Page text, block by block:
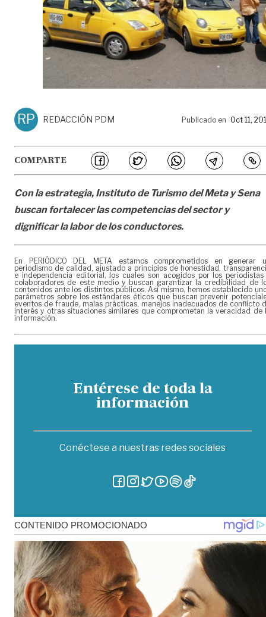
RP REDACCIÓN PDM Publicado en Oct 11,
COMPARTE
Con la estrategia, Instituto de Turismo del Meta y Sena
buscan fortalecer las competencias del sector y
dignificar la labor de los conductores.
En PERIÓDICO DEL META estamos comprometidos en generar
periodismo de calidad, ajustado a principios de honestidad,
e independencia editorial, los cuales son acogidos por los periodistas
colaboradores de este medio y buscan garantizar la credibilidad de
contenidos ante los distintos públicos. Así mismo, hemos establecido
parámetros sobre los estándares éticos que buscan prevenir
eventos de fraude, malas prácticas, manejos inadecuados de conflicto
interés y otras situaciones similares que comprometan la veracidad de
información.
Entérese de toda la
información
Conéctese a nuestras redes sociales